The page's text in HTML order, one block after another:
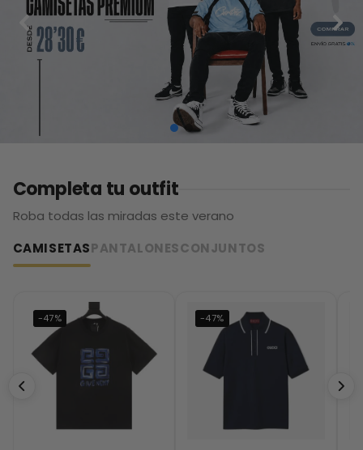
Completa tu outfit
Roba todas las miradas este verano
CAMISETASPANTALONESCONJUNTOS
-47% -47%